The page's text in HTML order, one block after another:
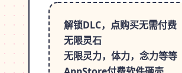
解锁DLC，点购买无需付费
无限灵石
无限灵力，体力，念力等等